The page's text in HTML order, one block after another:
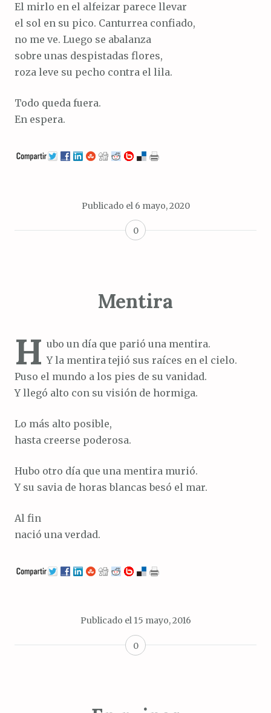
El mirlo en el alfeizar parece llevar
el sol en su pico. Canturrea confiado,
no me ve. Luego se abalanza
sobre unas despistadas flores,
roza leve su pecho contra el lila.
Todo queda fuera.
En espera.
Publicado el 6 mayo, 2020
0
Mentira
H ubo un día que parió una mentira.
Y la mentira tejió sus raíces en el cielo.
Puso el mundo a los pies de su vanidad.
Y llegó alto con su visión de hormiga.
Lo más alto posible,
hasta creerse poderosa.
Hubo otro día que una mentira murió.
Y su savia de horas blancas besó el mar.
Al fin
nació una verdad.
Publicado el 15 mayo, 2016
0